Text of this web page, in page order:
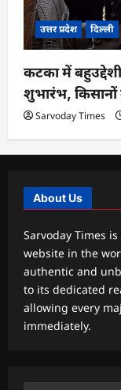
उत्तर प्रदेश दिल्ली
कटका में
शुभारंभ, किसानों
Sarvoday Times
About Us
Sarvoday Times
website in the
authentic and
to its dedicated
allowing every
immediately.